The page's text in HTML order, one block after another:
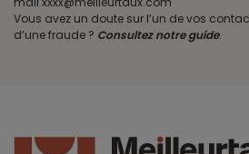
Vous avez un doute sur l’un de vos
d’une fraude ? Consultez notre guide.